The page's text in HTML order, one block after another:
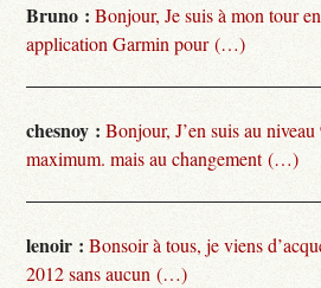
Bruno : Bonjour, Je suis à mon tour
application Garmin pour (…)
chesnoy : Bonjour, J’en suis au
maximum. mais au changement (…)
lenoir : Bonsoir à tous, je viens
2012 sans aucun (…)